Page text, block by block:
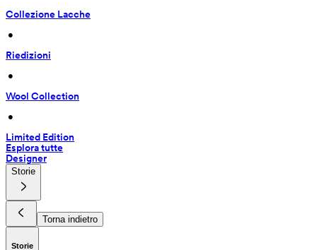
Collezione Lacche
•
Riedizioni
•
Wool Collection
•
Limited Edition
Esplora tutte
Designer
Storie
Torna indietro
Storie